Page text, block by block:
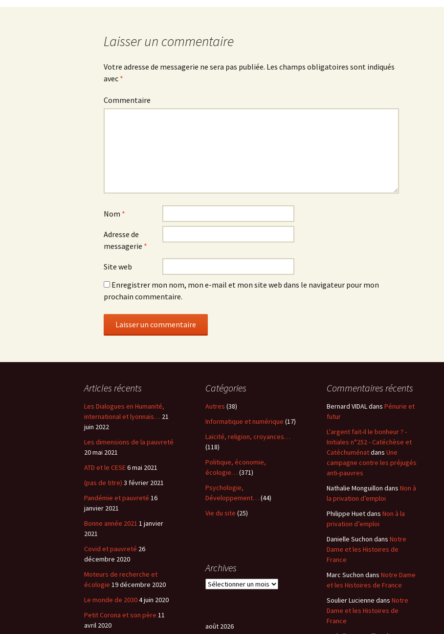
Navigation
Laisser un commentaire
Votre adresse de messagerie ne sera pas publiée. Les champs obligatoires sont indiqués
avec *
Commentaire
Nom *
Adresse de
messagerie *
Site web
Enregistrer mon nom, mon e-mail et mon site web dans le navigateur pour mon
prochain commentaire.
Articles récents
Les Dialogues en Humanité,
international et lyonnais… 21
juin 2022
Les dimensions de la pauvreté
20 mai 2021
ATD et le CESE6 mai 2021
(pas de titre) 3 février 2021
Pandémie et pauvreté 16
janvier 2021
Bonne année 2021 1 janvier
2021
Covid et pauvreté 26
décembre 2020
Moteurs de recherche et
écologie 19 décembre 2020
Le monde de 20304 juin 2020
Petit Corona et son père 11
avril 2020
Catégories
Autres (38)
Informatique et numérique (17)
Laïcité, religion, croyances…
(118)
Politique, économie,
écologie… (371)
Psychologie,
Développement… (44)
Vie du site (25)
Commentaires récents
Bernard VIDALdans Pénurie et
futur
L'argent fait-il le bonheur ? -
Initiales n°252 - Catéchèse et
Catéchuménatdans Une
campagne contre les préjugés
anti-pauvres
Nathalie Monguillon dans Non à
la privation d’emploi
Philippe Huetdans Non à la
privation d’emploi
Danielle Suchon dans Notre
Dame et les Histoires de
France
Marc Suchon dans Notre Dame
et les Histoires de France
Soulier Lucienne dans Notre
Dame et les Histoires de
France
Archives
A
iaoût 2026